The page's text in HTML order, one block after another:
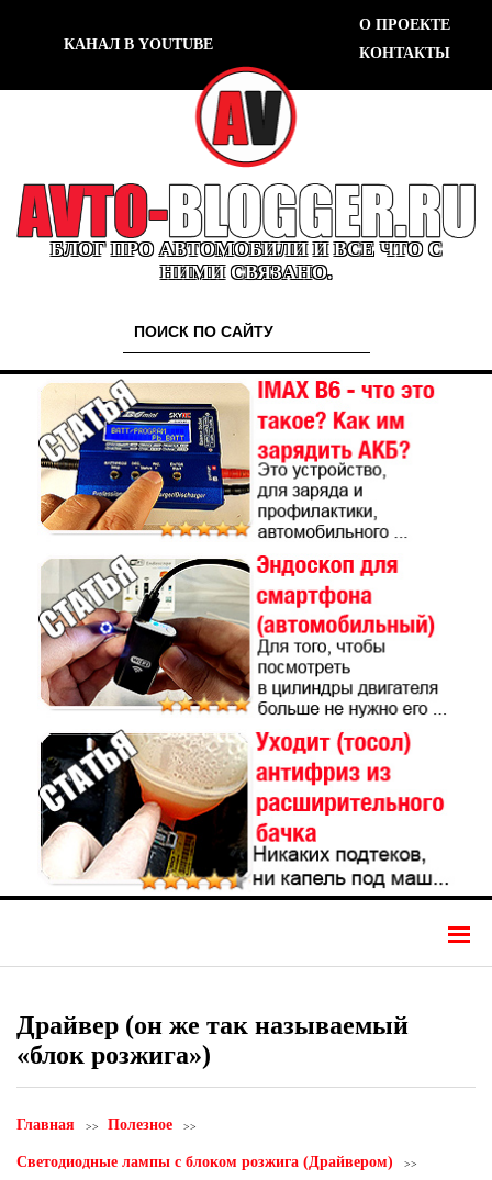
КАНАЛ В YOUTUBE
О ПРОЕКТЕ
КОНТАКТЫ
БЛОГ ПРО АВТОМОБИЛИ И ВСЕ ЧТО С
НИМИ СВЯЗАНО.
Драйвер (он же так называемый
«блок розжига»)
Главная Полезное
Светодиодные лампы с блоком розжига (Драйвером)